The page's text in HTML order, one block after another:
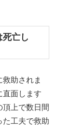
亡し
助されま
直面します
上で数日間
た工夫で救助